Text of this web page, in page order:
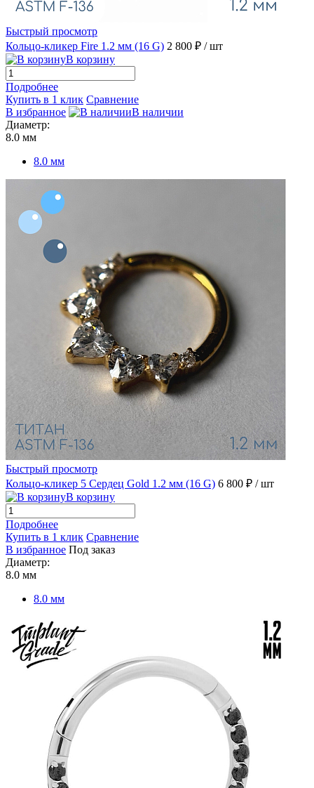
Быстрый просмотр
Кольцо-кликер Fire 1.2 мм (16 G) 2 800 ₽ / шт
В корзину
Подробнее
Купить в 1 клик Сравнение
В избранное
В наличии
Диаметр:
8.0 мм
8.0 мм
Быстрый просмотр
Кольцо-кликер 5 Сердец Gold 1.2 мм (16 G) 6 800 ₽ / шт
В корзину
Подробнее
Купить в 1 клик Сравнение
В избранное Под заказ
Диаметр:
8.0 мм
8.0 мм